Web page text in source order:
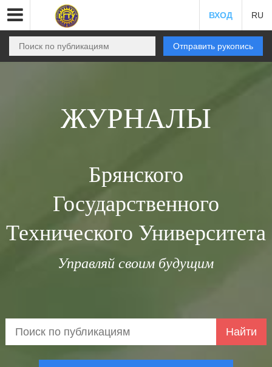
ВХОД RU
Отправить рукопись
ЖУРНАЛЫ
Брянского
Государственного
Технического Университета
Управляй своим будущим
Найти